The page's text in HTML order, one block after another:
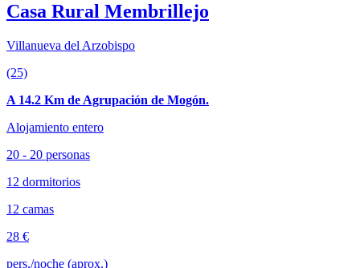
Casa Rural Membrillejo
Villanueva del Arzobispo
(25)
A 14.2 Km de Agrupación de Mogón.
Alojamiento entero
20 - 20 personas
12 dormitorios
12 camas
28 €
pers./noche (aprox.)